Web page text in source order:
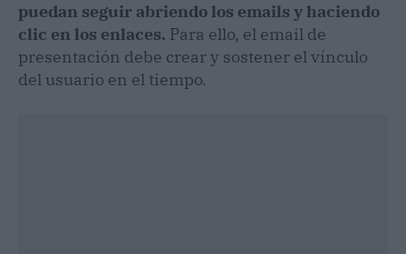
puedan seguir abriendo los emails y haciendo
clic en los enlaces. Para ello, el email de
presentación debe crear y sostener el vínculo
del usuario en el tiempo.